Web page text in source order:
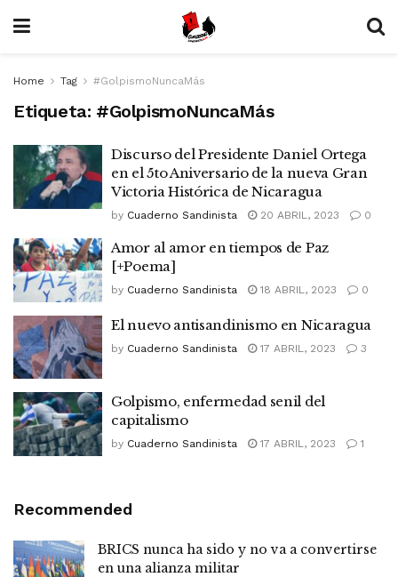
Home Tag #GolpismoNuncaMás
Etiqueta: #GolpismoNuncaMás
Discurso del Presidente Daniel Ortega
en el 5to Aniversario de la nueva Gran
Victoria Histórica de Nicaragua
by Cuaderno Sandinista 20 ABRIL, 2023 0
Amor al amor en tiempos de Paz
[+Poema]
by Cuaderno Sandinista 18 ABRIL, 2023 0
El nuevo antisandinismo en Nicaragua
by Cuaderno Sandinista 17 ABRIL, 2023 3
Golpismo, enfermedad senil del
capitalismo
by Cuaderno Sandinista 17 ABRIL, 2023 1
Recommended
BRICS nunca ha sido y no va a convertirse
en una alianza militar